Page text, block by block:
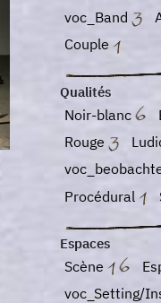
voc_Band
Couple
Qualités
Noir-blanc
Rouge
Procédural
Espaces
Scène
voc_Setting/